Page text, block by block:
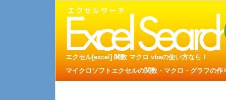
エクセル[excel] 関数 マクロ vbaの使い方なら！
マイクロソフトエクセルの関数・マクロ・グラフの